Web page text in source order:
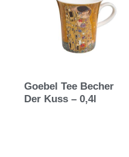
Goebel Tee Becher
Der Kuss – 0,4l